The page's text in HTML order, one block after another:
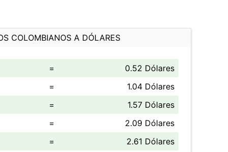
COLOMBIANOS A DÓLARES
=
0.52 Dólares
=
1.04 Dólares
=
1.57 Dólares
=
2.09 Dólares
=
2.61 Dólares